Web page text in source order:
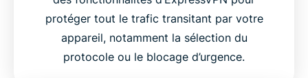
protéger tout le trafic transitant par votre
appareil, notamment la sélection du
protocole ou le blocage d’urgence.